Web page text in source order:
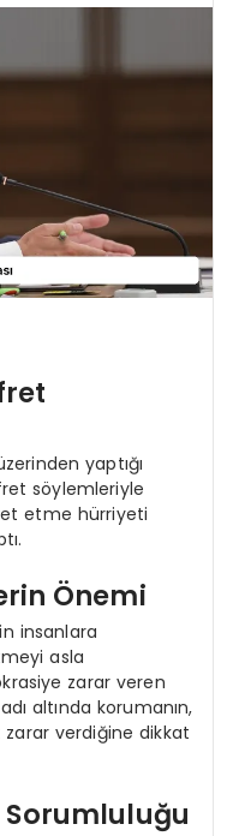
yaptığı
söylemleriyle
etme hürriyeti
Önemi
insanlara
asla
zarar veren
altında korumanın,
verdiğine dikkat